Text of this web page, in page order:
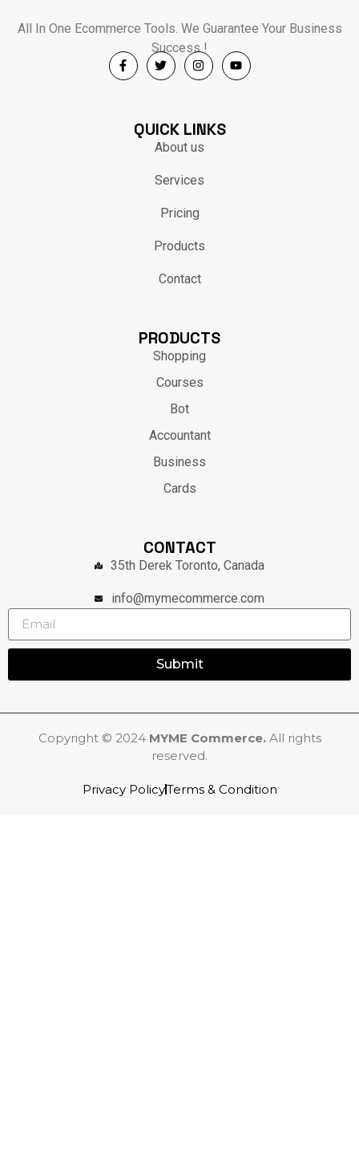
All In One Ecommerce Tools. We Guarantee Your Business
Success !
QUICK LINKS
About us
Services
Pricing
Products
Contact
PRODUCTS
Shopping
Courses
Bot
Accountant
Business
Cards
CONTACT
35th Derek Toronto, Canada
info@mymecommerce.com
Submit
Copyright © 2024 MYME Commerce.All rights
reserved.
Privacy PolicyTerms & Condition